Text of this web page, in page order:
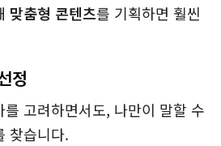
맞춤형 콘텐츠를 기획하면 훨씬
정
고려하면서도, 나만이 말할 수
찾습니다.